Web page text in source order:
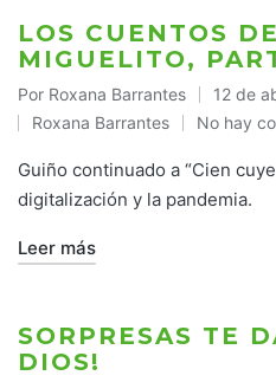
LOS CUENTOS
MIGUELITO,
Publicado
por
Por Roxana Barrantes 12 de
Publicado
en
Roxana Barrantes No hay
Guiño continuado a “Cien
digitalización y la pandemia.
Leer más
SORPRESAS TE
DIOS!